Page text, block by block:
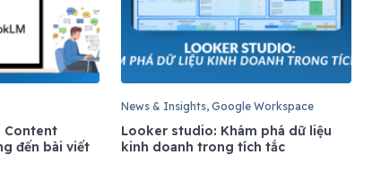
Content
đến bài viết
News & Insights, Google Workspace
Looker studio: Khám phá dữ liệu
kinh doanh trong tích tắc